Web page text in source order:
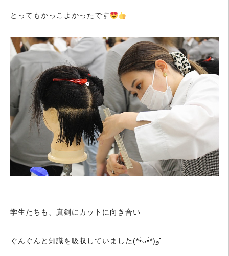
とってもかっこよかったです
学生たちも、真剣にカットに向き合い
ぐんぐんと知識を吸収していました(*•̀ᴗ•́*)و ̑̑